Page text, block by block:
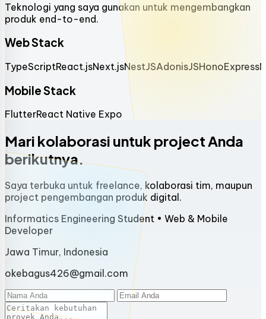
Teknologi yang saya gunakan untuk mengembangkan
produk end-to-end.
Web Stack
TypeScriptReact.jsNext.jsNestJSAdonisJSHonoExpress
Mobile Stack
FlutterReact Native Expo
Mari kolaborasi untuk project Anda
berikutnya.
Saya terbuka untuk freelance, kolaborasi tim, maupun
project pengembangan produk digital.
Informatics Engineering Student • Web & Mobile
Developer
Jawa Timur, Indonesia
okebagus426@gmail.com